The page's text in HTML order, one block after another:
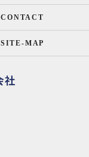
CONTACT
SITE-MAP